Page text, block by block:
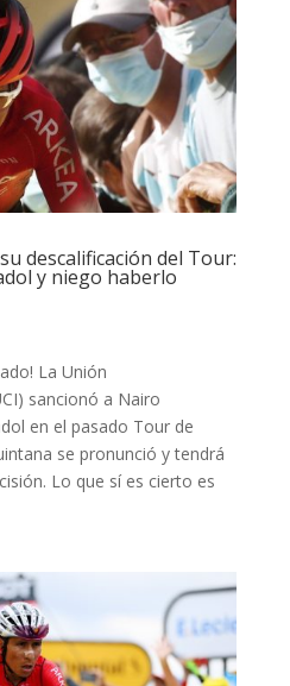
descalificación del Tour:
y niego haberlo
La Unión
sancionó a Nairo
en el pasado Tour de
se pronunció y tendrá
Lo que sí es cierto es